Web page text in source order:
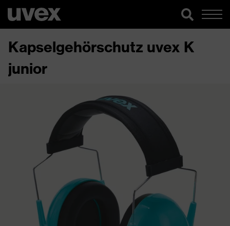
Kapselgehörschutz uvex K
junior